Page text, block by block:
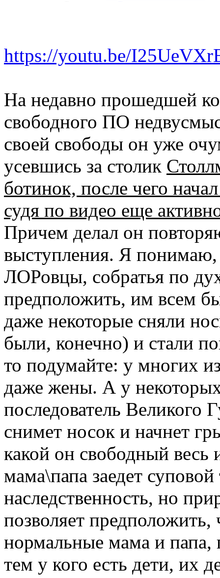
https://youtu.be/
На недавно прошедшей
свободного ПО
своей свободы он уже
усевшись за столик
ботинок, после чего
судя по видео еще
Причем делал он
выступления. Я понимаю,
ЛОРовцы, собратья по
предположить, им всем
даже некоторые сняли
были, конечно) и стали
то подумайте: у многих
даже жены. А у
последователь Великого
снимет носок и начнет
какой он свободный весь
мама\папа заедет
наследственность, но
позволяет
нормальные мама и
тем у кого есть дети, их